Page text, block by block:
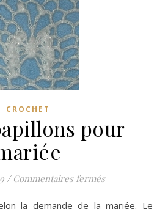
CROCHET
pour
/ Commentaires ferméssur Châle